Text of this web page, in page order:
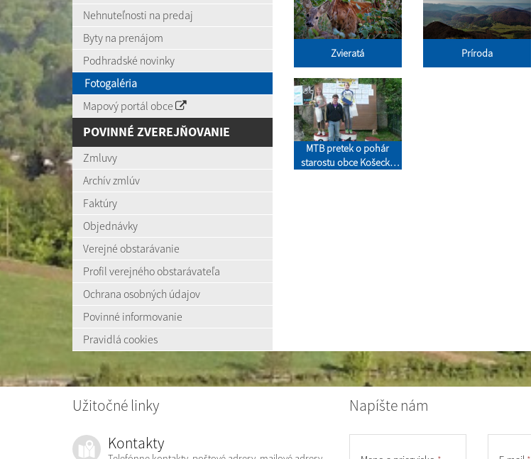
Nehnuteľnosti na predaj
Byty na prenájom
Podhradské novinky
Fotogaléria
Mapový portál obce
POVINNÉ ZVEREJŇOVANIE
Zmluvy
Archív zmlúv
Faktúry
Objednávky
Verejné obstarávanie
Profil verejného obstarávateľa
Ochrana osobných údajov
Povinné informovanie
Pravidlá cookies
Zvieratá Príroda
MTB pretek o pohár
starostu obce Košecké
Napíšte nám
Užitočné linky
Kontakty